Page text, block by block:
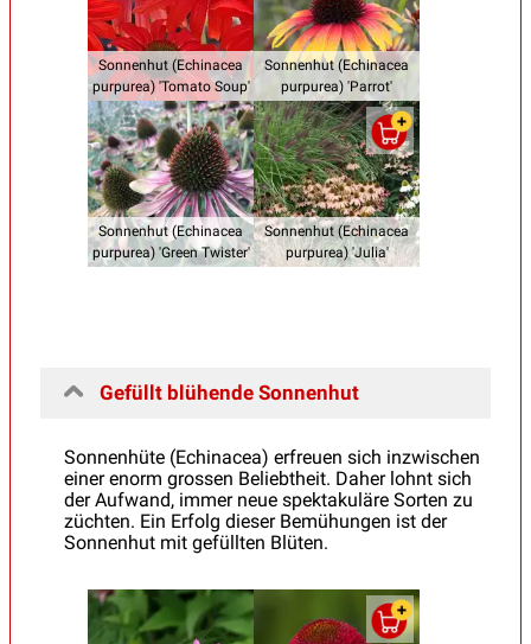
Sonnenhut (Echinacea
purpurea) 'Tomato Soup'
Sonnenhut (Echinacea
purpurea) 'Parrot'
Sonnenhut (Echinacea
purpurea) 'Green Twister'
Sonnenhut (Echinacea
purpurea) 'Julia'
Gefüllt blühende Sonnenhut
Sonnenhüte (Echinacea) erfreuen sich inzwischen
einer enorm grossen Beliebtheit. Daher lohnt sich
der Aufwand, immer neue spektakuläre Sorten zu
züchten. Ein Erfolg dieser Bemühungen ist der
Sonnenhut mit gefüllten Blüten.